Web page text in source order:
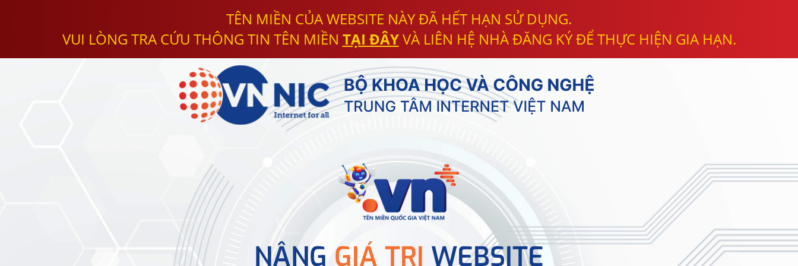
TÊN MIỀN CỦA WEBSITE NÀY ĐÃ HẾT HẠN SỬ DỤNG.
VUI LÒNG TRA CỨU THÔNG TIN TÊN MIỀN TẠI ĐÂYVÀ LIÊN HỆ NHÀ ĐĂNG KÝ ĐỂ THỰC HIỆN GIA HẠN.
NÂNG GIÁ TRỊ WEBSITE